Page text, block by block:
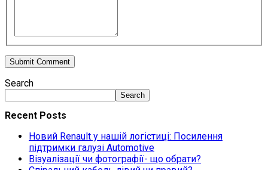
Search
Search
Recent Posts
Новий Renault у нашій логістиці: Посилення
підтримки галузі Automotive
Візуалізації чи фотографії- що обрати?